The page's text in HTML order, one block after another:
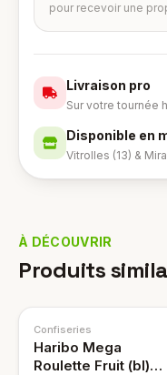
pour recevoir une
Livraison pro
Sur votre tournée
Disponible en
Vitrolles (13) &
À DÉCOUVRIR
Produits
Confiseries
Haribo Mega
Roulette Fruit (bl)